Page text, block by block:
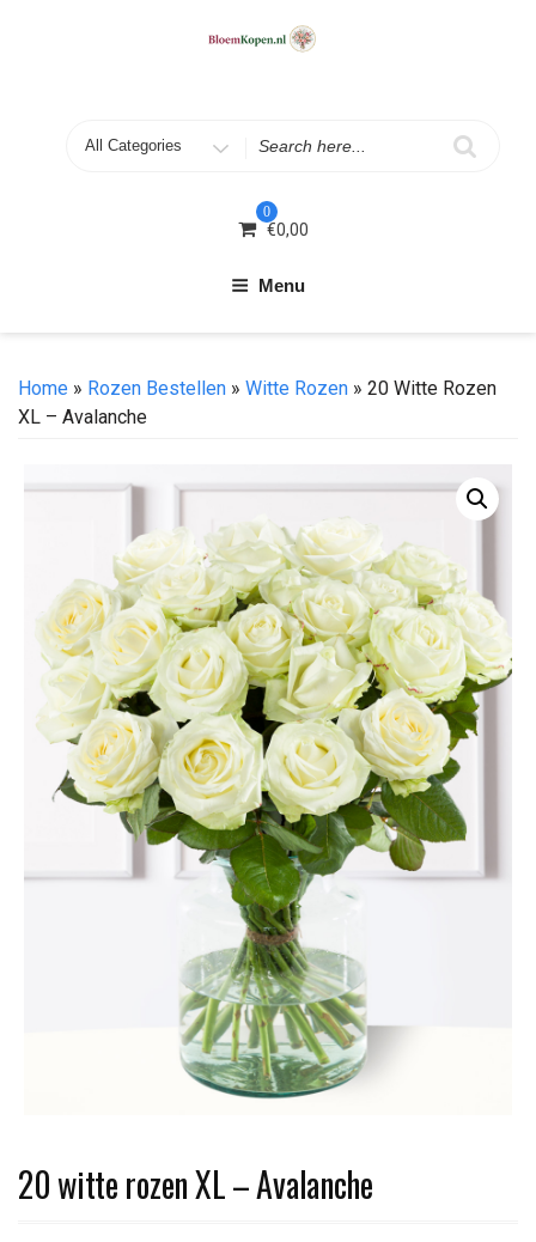
0
€0,00
Menu
Home » Rozen Bestellen » Witte Rozen » 20 Witte Rozen
XL – Avalanche
20 witte rozen XL – Avalanche